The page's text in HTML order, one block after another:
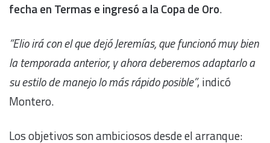
fecha en Termas e ingresó a la Copa de Oro.
“Elio irá con el que dejó Jeremías, que funcionó muy bien
la temporada anterior, y ahora deberemos adaptarlo a
su estilo de manejo lo más rápido posible”, indicó
Montero.
Los objetivos son ambiciosos desde el arranque: